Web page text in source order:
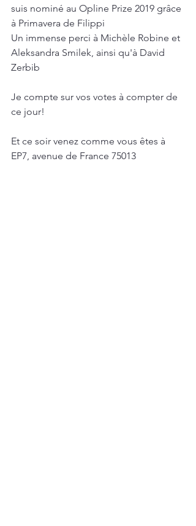
suis nominé au Opline Prize 2019 grâce
à Primavera de Filippi
Un immense perci à Michèle Robine et
Aleksandra Smilek, ainsi qu'à David
Zerbib
Je compte sur vos votes à compter de
ce jour!
Et ce soir venez comme vous êtes à
EP7, avenue de France 75013